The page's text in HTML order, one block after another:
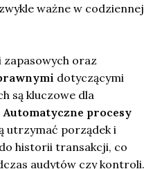
ważne w codziennej
oraz
dotyczącymi
są kluczowe dla
Automatyczne procesy
utrzymać porządek i
historii transakcji, co
audytów czy kontroli.